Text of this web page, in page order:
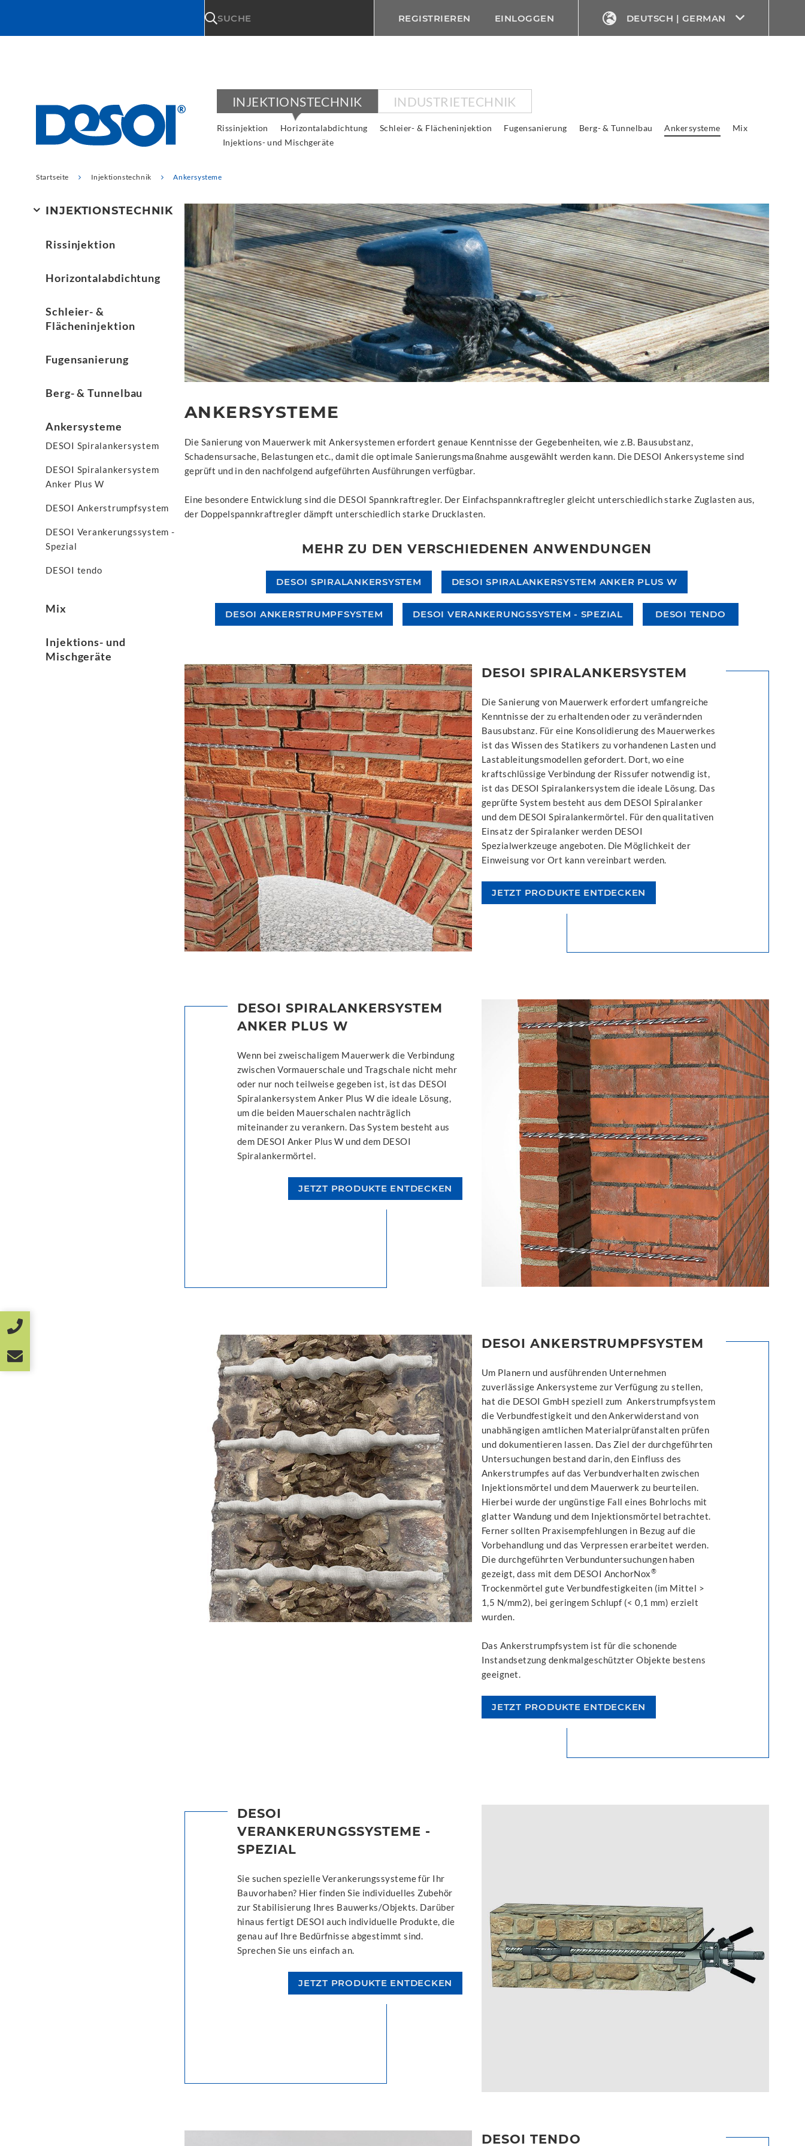
SUCHE REGISTRIEREN EINLOGGEN DEUTSCH | GERMAN
INJEKTIONSTECHNIK INDUSTRIETECHNIK
Rissinjektion Horizontalabdichtung Schleier- & Flächeninjektion Fugensanierung Berg- & Tunnelbau Ankersysteme
Mix
Injektions- und Mischgeräte
Startseite Injektionstechnik Ankersysteme
INJEKTIONSTECHNIK
Rissinjektion
Horizontalabdichtung
Schleier- &
Flächeninjektion
Fugensanierung
Berg- & Tunnelbau
Ankersysteme
DESOI Spiralankersystem
DESOI Spiralankersystem
Anker Plus W
DESOI Ankerstrumpfsystem
DESOI Verankerungssystem -
Spezial
DESOI tendo
Mix
Injektions- und
Mischgeräte
ANKERSYSTEME
Die Sanierung von Mauerwerk mit Ankersystemen erfordert genaue Kenntnisse der Gegebenheiten, wie z.B. Bausubstanz,
Schadensursache, Belastungen etc., damit die optimale Sanierungsmaßnahme ausgewählt werden kann. Die DESOI Ankersysteme sind
geprüft und in den nachfolgend aufgeführten Ausführungen verfügbar.
Eine besondere Entwicklung sind die DESOI Spannkraftregler. Der Einfachspannkraftregler gleicht unterschiedlich starke Zuglasten aus,
der Doppelspannkraftregler dämpft unterschiedlich starke Drucklasten.
MEHR ZU DEN VERSCHIEDENEN ANWENDUNGEN
DESOI SPIRALANKERSYSTEM DESOI SPIRALANKERSYSTEM ANKER PLUS W
DESOI ANKERSTRUMPFSYSTEM DESOI VERANKERUNGSSYSTEM - SPEZIAL DESOI TENDO
DESOI SPIRALANKERSYSTEM
Die Sanierung von Mauerwerk erfordert umfangreiche
Kenntnisse der zu erhaltenden oder zu verändernden
Bausubstanz. Für eine Konsolidierung des Mauerwerkes
ist das Wissen des Statikers zu vorhandenen Lasten und
Lastableitungsmodellen gefordert. Dort, wo eine
kraftschlüssige Verbindung der Rissufer notwendig ist,
ist das DESOI Spiralankersystem die ideale Lösung. Das
geprüfte System besteht aus dem DESOI Spiralanker
und dem DESOI Spiralankermörtel. Für den qualitativen
Einsatz der Spiralanker werden DESOI
Spezialwerkzeuge angeboten. Die Möglichkeit der
Einweisung vor Ort kann vereinbart werden.
JETZT PRODUKTE ENTDECKEN
DESOI SPIRALANKERSYSTEM
ANKER PLUS W
Wenn bei zweischaligem Mauerwerk die Verbindung
zwischen Vormauerschale und Tragschale nicht mehr
oder nur noch teilweise gegeben ist, ist das DESOI
Spiralankersystem Anker Plus W die ideale Lösung,
um die beiden Mauerschalen nachträglich
miteinander zu verankern. Das System besteht aus
dem DESOI Anker Plus W und dem DESOI
Spiralankermörtel.
JETZT PRODUKTE ENTDECKEN
DESOI ANKERSTRUMPFSYSTEM
Um Planern und ausführenden Unternehmen
zuverlässige Ankersysteme zur Verfügung zu stellen,
hat die DESOI GmbH speziell zum Ankerstrumpfsystem
die Verbundfestigkeit und den Ankerwiderstand von
unabhängigen amtlichen Materialprüfanstalten prüfen
und dokumentieren lassen. Das Ziel der durchgeführten
Untersuchungen bestand darin, den Einfluss des
Ankerstrumpfes auf das Verbundverhalten zwischen
Injektionsmörtel und dem Mauerwerk zu beurteilen.
Hierbei wurde der ungünstige Fall eines Bohrlochs mit
glatter Wandung und dem Injektionsmörtel betrachtet.
Ferner sollten Praxisempfehlungen in Bezug auf die
Vorbehandlung und das Verpressen erarbeitet werden.
Die durchgeführten Verbunduntersuchungen haben
gezeigt, dass mit dem DESOI AnchorNox®
Trockenmörtel gute Verbundfestigkeiten (im Mittel >
1,5 N/mm2), bei geringem Schlupf (< 0,1 mm) erzielt
wurden.
Das Ankerstrumpfsystem ist für die schonende
Instandsetzung denkmalgeschützter Objekte bestens
geeignet.
JETZT PRODUKTE ENTDECKEN
DESOI
VERANKERUNGSSYSTEME -
SPEZIAL
Sie suchen spezielle Verankerungssysteme für Ihr
Bauvorhaben? Hier finden Sie individuelles Zubehör
zur Stabilisierung Ihres Bauwerks/Objekts. Darüber
hinaus fertigt DESOI auch individuelle Produkte, die
genau auf Ihre Bedürfnisse abgestimmt sind.
Sprechen Sie uns einfach an.
JETZT PRODUKTE ENTDECKEN
DESOI TENDO